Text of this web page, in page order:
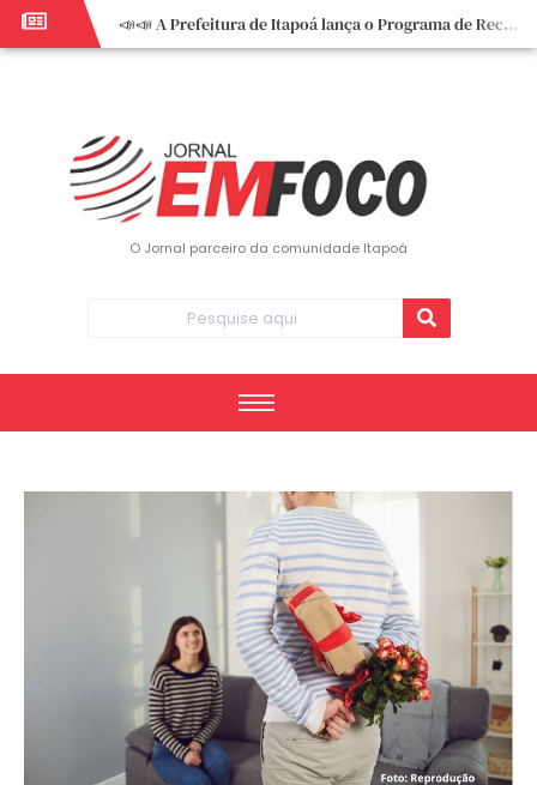
📣📣 A Prefeitura de Itapoá lança o Programa de Recuperação Fiscal (REFIS).
📢 Empreendedor do turismo, esta oportunidade é para você! Itapoá – SC.
O Jornal parceiro da comunidade Itapoá